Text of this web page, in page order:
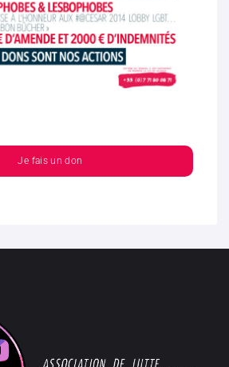
Je fais un don